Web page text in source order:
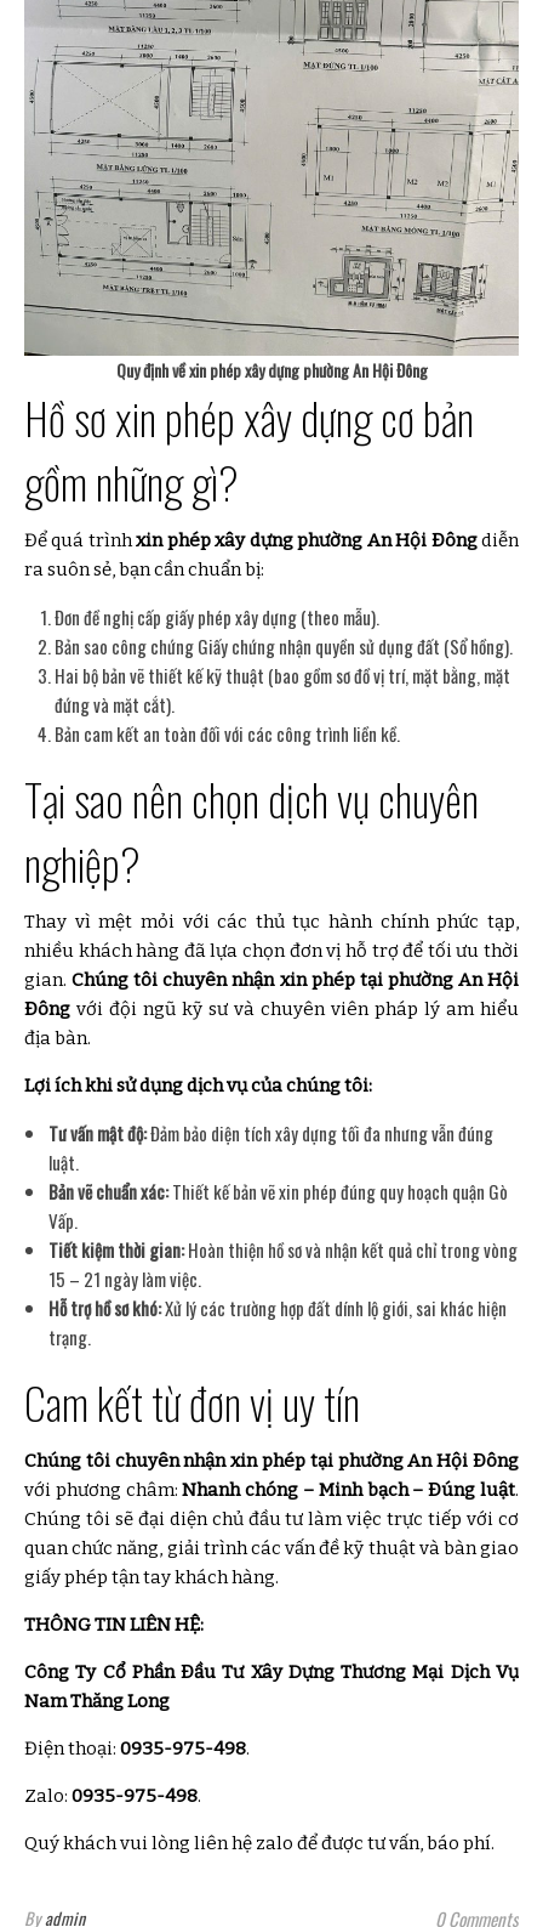
Quy định về xin phép xây dựng phường An Hội Đông
Hồ sơ xin phép xây dựng cơ bản
gồm những gì?
Để quá trìnhxin phép xây dựng phường An Hội Đôngdiễn
ra suôn sẻ, bạn cần chuẩn bị:
Đơn đề nghị cấp giấy phép xây dựng (theo mẫu).
Bản sao công chứng Giấy chứng nhận quyền sử dụng đất (Sổ hồng).
Hai bộ bản vẽ thiết kế kỹ thuật (bao gồm sơ đồ vị trí, mặt bằng, mặt
đứng và mặt cắt).
Bản cam kết an toàn đối với các công trình liền kề.
Tại sao nên chọn dịch vụ chuyên
nghiệp?
Thay vì mệt mỏi với các thủ tục hành chính phức tạp,
nhiều khách hàng đã lựa chọn đơn vị hỗ trợ để tối ưu thời
gian.Chúng tôi chuyên nhận xin phép tại phường An Hội
Đông với đội ngũ kỹ sư và chuyên viên pháp lý am hiểu
địa bàn.
Lợi ích khi sử dụng dịch vụ của chúng tôi:
Tư vấn mật độ:Đảm bảo diện tích xây dựng tối đa nhưng vẫn đúng
luật.
Bản vẽ chuẩn xác:Thiết kế bản vẽ xin phép đúng quy hoạch quận Gò
Vấp.
Tiết kiệm thời gian:Hoàn thiện hồ sơ và nhận kết quả chỉ trong vòng
15 – 21 ngày làm việc.
Hỗ trợ hồ sơ khó:Xử lý các trường hợp đất dính lộ giới, sai khác hiện
trạng.
Cam kết từ đơn vị uy tín
Chúng tôi chuyên nhận xin phép tại phường An Hội Đông
với phương châm:Nhanh chóng – Minh bạch – Đúng luật.
Chúng tôi sẽ đại diện chủ đầu tư làm việc trực tiếp với cơ
quan chức năng, giải trình các vấn đề kỹ thuật và bàn giao
giấy phép tận tay khách hàng.
THÔNG TIN LIÊN HỆ:
Công Ty Cổ Phần Đầu Tư Xây Dựng Thương Mại Dịch Vụ
Nam Thăng Long
Điện thoại: 0935-975-498.
Zalo: 0935-975-498.
Quý khách vui lòng liên hệ zalo để được tư vấn, báo phí.
Byadmin 0 Comments